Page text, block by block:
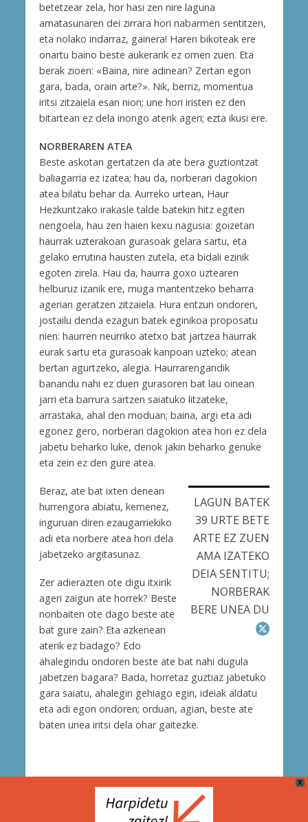
betetzear zela, hor hasi zen nire laguna
amatasunaren dei zirrara hori nabarmen sentitzen,
eta nolako indarraz, gainera! Haren bikoteak ere
onartu baino beste aukerarik ez omen zuen. Eta
berak zioen: «Baina, nire adinean? Zertan egon
gara, bada, orain arte?». Nik, berriz, momentua
iritsi zitzaiela esan nion; une hori iristen ez den
bitartean ez dela inongo aterik ageri; ezta ikusi ere.
NORBERAREN ATEA
Beste askotan gertatzen da ate bera guztiontzat
baliagarria ez izatea; hau da, norberari dagokion
atea bilatu behar da. Aurreko urtean, Haur
Hezkuntzako irakasle talde batekin hitz egiten
nengoela, hau zen haien kexu nagusia: goizetan
haurrak uzterakoan gurasoak gelara sartu, eta
gelako errutina hausten zutela, eta bidali ezinik
egoten zirela. Hau da, haurra goxo uztearen
helburuz izanik ere, muga mantentzeko beharra
agerian geratzen zitzaiela. Hura entzun ondoren,
jostailu denda ezagun batek eginikoa proposatu
nien: haurren neurriko atetxo bat jartzea haurrak
eurak sartu eta gurasoak kanpoan uzteko; atean
bertan agurtzeko, alegia. Haurrarengandik
banandu nahi ez duen gurasoren bat lau oinean
jarri eta barrura sartzen saiatuko litzateke,
arrastaka, ahal den moduan; baina, argi eta adi
egonez gero, norberari dagokion atea hori ez dela
jabetu beharko luke, denok jakin beharko genuke
eta zein ez den gure atea.
LAGUN BATEK
39 URTE BETE
ARTE EZ ZUEN
AMA IZATEKO
DEIA SENTITU;
NORBERAK
BERE UNEA DU
Beraz, ate bat ixten denean
hurrengora abiatu, kemenez,
inguruan diren ezaugarriekiko
adi eta norbere atea hori dela
jabetzeko argitasunaz.
Zer adierazten ote digu itxirik
ageri zaigun ate horrek? Beste
nonbaiten ote dago beste ate
bat gure zain? Eta azkenean
aterik ez badago? Edo
ahalegindu ondoren beste ate bat nahi dugula
jabetzen bagara? Bada, horretaz guztiaz jabetuko
gara saiatu, ahalegin gehiago egin, ideiak aldatu
eta adi egon ondoren; orduan, agian, beste ate
baten unea iritsi dela ohar gaitezke.
X